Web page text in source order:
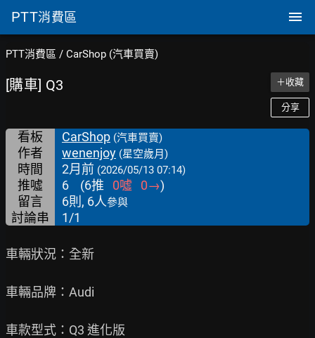
PTT消費區
PTT消費區 / CarShop (汽車買賣)
[購車] Q3 ＋收藏
分享
看板 CarShop (汽車買賣)
作者 wenenjoy (星空歲月)
時間 2月前 (2026/05/13 07:14)
推噓 6 (6推 0噓 0→)
留言
6則, 6人參與
討論串 1/1
車輛狀況：全新
車輛品牌：Audi
車款型式：Q3 進化版